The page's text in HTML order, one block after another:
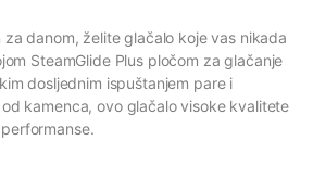
danom, želite glačalo koje vas nikada
SteamGlide Plus pločom za glačanje
dosljednim ispuštanjem pare i
kamenca, ovo glačalo visoke kvalitete